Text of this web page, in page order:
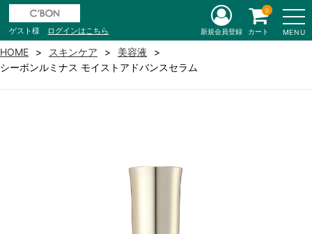
ゲスト様 ログインはこちら MENU
新規会員登録 カート
0
HOME スキンケア
美容液
シーボンルミナス モイストアドバンスセラム